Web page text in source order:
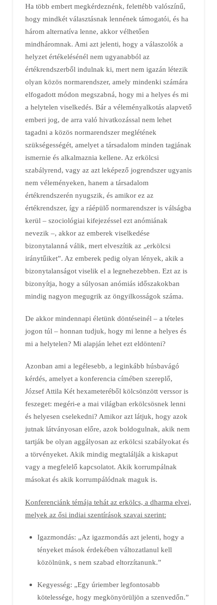
Ha több embert megkérdeznénk, felettébb valószínű,
hogy mindkét választásnak lennének támogatói, és ha
három alternatíva lenne, akkor vélhetően
mindháromnak. Ami azt jelenti, hogy a válaszolók a
helyzet értékelésénél nem ugyanabból az
értékrendszerből indulnak ki, mert nem igazán létezik
olyan közös normarendszer, amely mindenki számára
elfogadott módon megszabná, hogy mi a helyes és mi
a helytelen viselkedés. Bár a véleményalkotás alapvető
emberi jog, de arra való hivatkozással nem lehet
tagadni a közös normarendszer meglétének
szükségességét, amelyet a társadalom minden tagjának
ismernie és alkalmaznia kellene. Az erkölcsi
szabályrend, vagy az azt leképező jogrendszer ugyanis
nem véleményeken, hanem a társadalom
értékrendszerén nyugszik, és amikor ez az
értékrendszer, így a ráépülő normarendszer is válságba
kerül – szociológiai kifejezéssel ezt anómiának
nevezik –, akkor az emberek viselkedése
bizonytalanná válik, mert elveszítik az „erkölcsi
iránytűiket”. Az emberek pedig olyan lények, akik a
bizonytalanságot viselik el a legnehezebben. Ezt az is
bizonyítja, hogy a súlyosan anómiás időszakokban
mindig nagyon megugrik az öngyilkosságok száma.
De akkor mindennapi életünk döntéseinél – a tételes
jogon túl – honnan tudjuk, hogy mi lenne a helyes és
mi a helytelen? Mi alapján lehet ezt eldönteni?
Azonban ami a legélesebb, a leginkább húsbavágó
kérdés, amelyet a konferencia címében szereplő,
József Attila Két hexameteréből kölcsönzött verssor is
feszeget: megéri-e a mai világban erkölcsösnek lenni
és helyesen cselekedni? Amikor azt látjuk, hogy azok
jutnak látványosan előre, azok boldogulnak, akik nem
tartják be olyan aggályosan az erkölcsi szabályokat és
a törvényeket. Akik mindig megtalálják a kiskaput
vagy a megfelelő kapcsolatot. Akik korrumpálnak
másokat és akik korrumpálódnak maguk is.
Konferenciánk témája tehát az erkölcs, a dharma elvei,
melyek az ősi indiai szentírások szavai szerint:
Igazmondás: „Az igazmondás azt jelenti, hogy a
tényeket mások érdekében változatlanul kell
közölnünk, s nem szabad eltorzítanunk.”
Kegyesség: „Egy úriember legfontosabb
kötelessége, hogy megkönyörüljön a szenvedőn.”